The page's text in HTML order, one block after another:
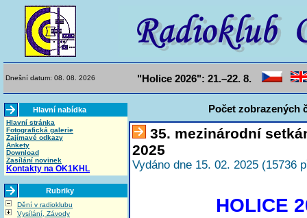
Dnešní datum: 08. 08. 2026 "Holice 2026": 21.–22. 8.
Hlavní nabídka
Hlavní stránka
Fotografická galerie
Zajímavé odkazy
Ankety
Download
Zasílání novinek
Kontakty na OK1KHL
Rubriky
Dění v radioklubu
Vysílání, Závody
Počet zobrazených
35. mezinárodní
2025
Vydáno dne 15. 02. 2025 (15736
HOLICE